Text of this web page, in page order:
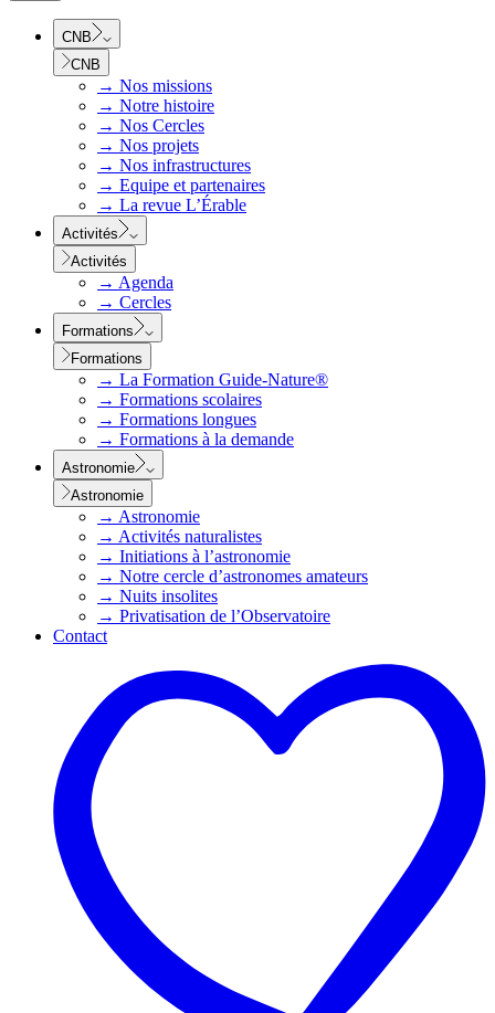
CNB
CNB
→ Nos missions
→ Notre histoire
→ Nos Cercles
→ Nos projets
→ Nos infrastructures
→ Equipe et partenaires
→ La revue L’Érable
Activités
Activités
→ Agenda
→ Cercles
Formations
Formations
→ La Formation Guide-Nature®
→ Formations scolaires
→ Formations longues
→ Formations à la demande
Astronomie
Astronomie
→ Astronomie
→ Activités naturalistes
→ Initiations à l’astronomie
→ Notre cercle d’astronomes amateurs
→ Nuits insolites
→ Privatisation de l’Observatoire
Contact